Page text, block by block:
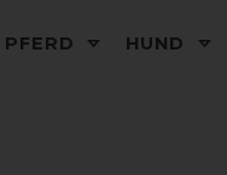
PFERD HUND